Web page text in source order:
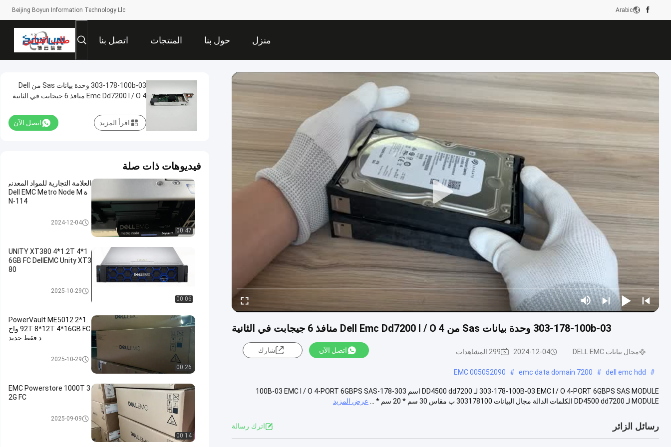
Beijing Boyun Information Technology Llc Arabic
منزل حول بنا المنتجات اتصل بنا طلب اقتباس
303-178-100b-03 وحدة بيانات Sas من Dell Emc Dd7200 I / O 4 منافذ 6 جيجابت في الثانية
مجال بيانات DELL EMC 2024-12-04 299 المشاهدات اتصل الآن شارك
#
dell emc hdd
#
emc data domain 7200
#
005052090 EMC
303-178-100B-03 EMC I / O 4-PORT 6GBPS SAS MODULE لـ DD4500 dd7200 اسم 303-178-100B-03 EMC I / O 4-PORT 6GBPS SAS
MODULE لـ DD4500 dd7200 الكلمات الدالة مجال البيانات 303178100 ب مقاس 30 سم * 20 سم * ...
عرض المزيد
رسائل الزائر اترك رسالة
303-178-100b-03 وحدة بيانات Sas من Dell
Emc Dd7200 I / O 4 منافذ 6 جيجابت في الثانية
اتصل الآن اقرأ المزيد
فيديوهات ذات صلة
00:47
العلامة التجارية للمواد المعدني
ة Dell EMC Metro Node M
N-114
مجال بيانات DELL EMC2024-12-04
00:06
UNITY XT380 4*1.2T 4*1
6GB FC DellEMC Unity XT3
80
وحدة تخزين DELL EMC Unity
2025-10-29
00:26
PowerVault ME5012 2*1.
92T 8*12T 4*16GB FC واح
د فقط جديد
وحدة تخزين DELL EMC Unity
2025-10-29
00:14
EMC Powerstore 1000T 3
2G FC
وحدة تخزين DELL EMC Unity
2025-09-09